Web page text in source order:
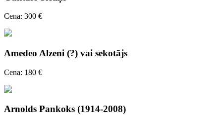
Cena: 300 €
Amedeo Alzeni (?) vai sekotājs
Cena: 180 €
Arnolds Pankoks (1914-2008)